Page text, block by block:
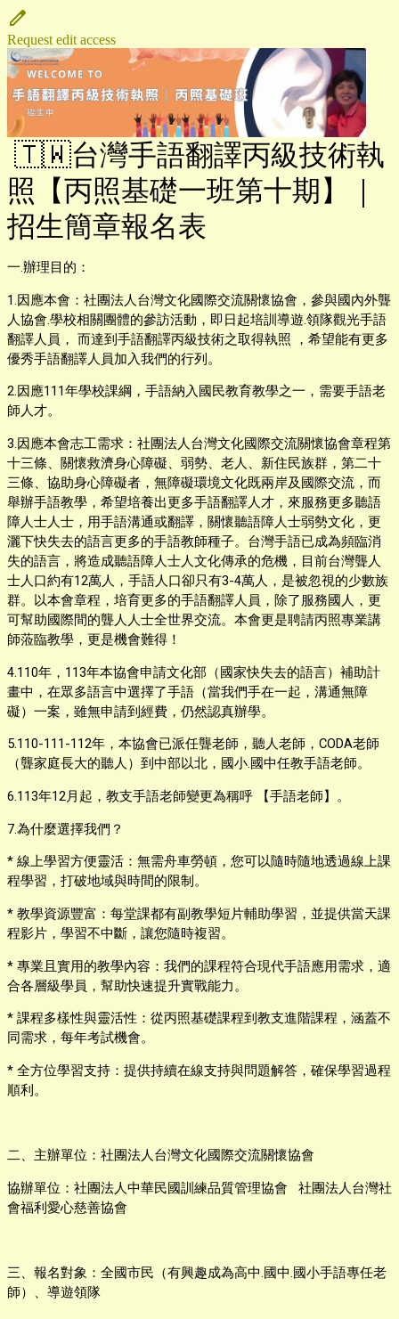
Request edit access
🇹🇼台灣手語翻譯丙級技術執
照【丙照基礎一班第十期】｜
招生簡章報名表
一.辦理目的：
1.因應本會：社團法人台灣文化國際交流關懷協會，參與國內外聾
人協會.學校相關團體的參訪活動，即日起培訓導遊.領隊觀光手語
翻譯人員， 而達到手語翻譯丙級技術之取得執照 ，希望能有更多
優秀手語翻譯人員加入我們的行列。
2.因應111年學校課綱，手語納入國民教育教學之一，需要手語老
師人才。
3.因應本會志工需求：社團法人台灣文化國際交流關懷協會章程第
十三條、關懷救濟身心障礙、弱勢、老人、新住民族群，第二十
三條、協助身心障礙者，無障礙環境文化既兩岸及國際交流，而
舉辦手語教學，希望培養出更多手語翻譯人才，來服務更多聽語
障人士人士，用手語溝通或翻譯，關懷聽語障人士弱勢文化，更
灑下快失去的語言更多的手語教師種子。台灣手語已成為頻臨消
失的語言，將造成聽語障人士人文化傳承的危機，目前台灣聾人
士人口約有12萬人，手語人口卻只有3-4萬人，是被忽視的少數族
群。以本會章程，培育更多的手語翻譯人員，除了服務國人，更
可幫助國際間的聾人人士全世界交流。本會更是聘請丙照專業講
師蒞臨教學，更是機會難得！
4.110年，113年本協會申請文化部（國家快失去的語言）補助計
畫中，在眾多語言中選擇了手語（當我們手在一起，溝通無障
礙）一案，雖無申請到經費，仍然認真辦學。
5.110-111-112年，本協會已派任聾老師，聽人老師，CODA老師
（聾家庭長大的聽人）到中部以北，國小.國中任教手語老師。
6.113年12月起，教支手語老師變更為稱呼 【手語老師】。
7.為什麼選擇我們？
* 線上學習方便靈活：無需舟車勞頓，您可以隨時隨地透過線上課
程學習，打破地域與時間的限制。
* 教學資源豐富：每堂課都有副教學短片輔助學習，並提供當天課
程影片，學習不中斷，讓您隨時複習。
* 專業且實用的教學內容：我們的課程符合現代手語應用需求，適
合各層級學員，幫助快速提升實戰能力。
* 課程多樣性與靈活性：從丙照基礎課程到教支進階課程，涵蓋不
同需求，每年考試機會。
* 全方位學習支持：提供持續在線支持與問題解答，確保學習過程
順利。
二、 主辦單位：社團法人台灣文化國際交流關懷協會
協辦單位：社團法人中華民國訓練品質管理協會 社團法人台灣社
會福利愛心慈善協會
三、報名對象：全國市民（有興趣成為高中.國中.國小手語專任老
師）、導遊領隊